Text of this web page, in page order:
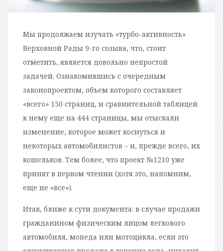
Мы продолжаем изучать «турбо-активность»
Верховной Рады 9-го созыва, что, стоит
отметить, является довольно непростой
задачей. Ознакомившись с очередным
законопроектом, объем которого составляет
«всего» 150 страниц, и сравнительной таблицей
к нему еще на 444 страницы, мы отыскали
изменение, которое может коснуться и
некоторых автомобилистов – и, прежде всего, их
кошельков. Тем более, что проект №1210 уже
принят в первом чтении (хотя это, напомним,
еще не «все»).
Итак, ближе к сути документа: в случае продажи
гражданином физическим лицом легкового
автомобиля, мопеда или мотоцикла, если это